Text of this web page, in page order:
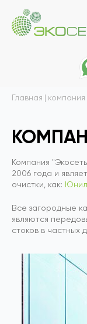
Главная | компания
Компания
2006 года и
очистки, как:
Все загородные
являются
стоков в частных